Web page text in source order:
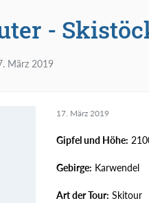
-
März 2019
17. März 2019
Gipfel und Höhe:
Gebirge: Karwendel
Art der Tour: Skitour